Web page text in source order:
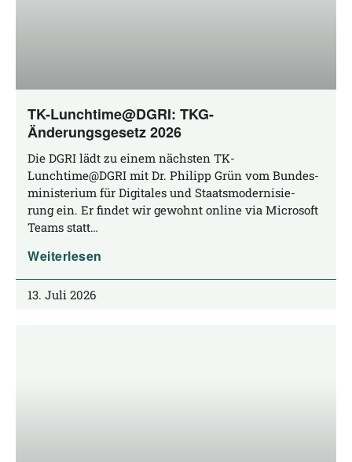
TK-Lunchtime@DGRI: TKG-
Änderungsgesetz 2026
Die DGRI lädt zu einem nächs­ten TK-
Lunchtime@DGRI mit Dr. Phil­ipp Grün vom Bun­des­
mi­nis­te­ri­um für Digi­ta­les und Staats­mo­der­ni­sie­
rung ein. Er fin­det wir gewohnt online via Micro­soft
Teams statt…
Weiterlesen
13. Juli 2026